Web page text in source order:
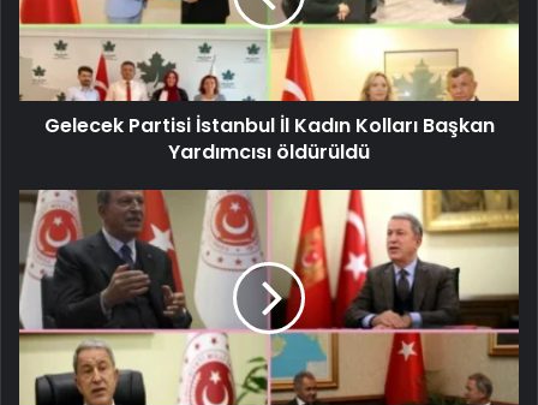
Gelecek Partisi İstanbul İl Kadın Kolları Başkan
Yardımcısı öldürüldü